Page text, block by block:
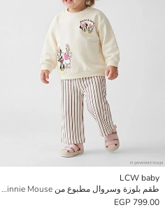
LCW baby
طقم بلوزة وسروال مطبوع من Minnie Mouse لبنات صغيرة
799.00 EGP